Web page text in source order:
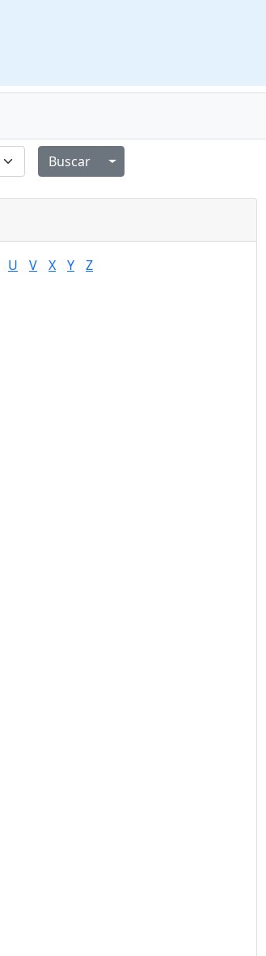
Alternar menú desplegable
U V X Y
Z